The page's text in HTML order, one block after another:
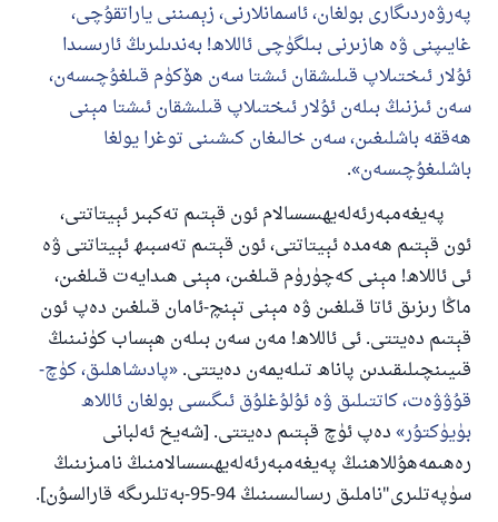
پەرۋەردىگارى بولغان، ئاسمانلارنى، زېمىننى ياراتقۇچى،
غايىپنى ۋە ھازىرنى بىلگۈچى ئاللاھ! بەندىلىرىڭ ئارىسىدا
ئۇلار ئىختىلاپ قىلىشقان ئىشتا سەن ھۆكۈم قىلغۇچىسەن،
سەن ئىزنىڭ بىلەن ئۇلار ئىختىلاپ قىلىشقان ئىشتا مېنى
ھەققە باشلىغىن، سەن خالىغان كىشىنى توغرا يولغا
باشلىغۇچىسەن .
پەيغەمبەرئەلەيھىسسالام ئون قېتىم تەكبىر ئېيتاتتى،
ئون قېتىم ھەمدە ئېيتاتتى، ئون قېتىم تەسبىھ ئېيتاتتى ۋە
ئى ئاللاھ! مېنى كەچۈرۈم قىلغىن، مېنى ھىدايەت قىلغىن،
ماڭا رىزىق ئاتا قىلغىن ۋە مېنى تېنچ-ئامان قىلغىن دەپ ئون
قېتىم دەيتتى. ئى ئاللاھ! مەن سەن بىلەن ھېساب كۈنىنىڭ
قىيىنچىلىقىدىن پاناھ تىلەيمەن دەيتتى. پادىشاھلىق، كۈچ-
قۇۋۋەت، كاتتىلىق ۋە ئۇلۇغلۇق ئىگىسى بولغان ئاللاھ
بۈيۈكتۇر دەپ ئۈچ قېتىم دەيتتى. [شەيخ ئەلبانى
رەھىمەھۇللاھنىڭ پەيغەمبەرئەلەيھىسسالامنىڭ نامىزىنىڭ
سۈپەتلىرى"ناملىق رىسالىسىنىڭ 94-95-بەتلىرىگە قارالسۇن].